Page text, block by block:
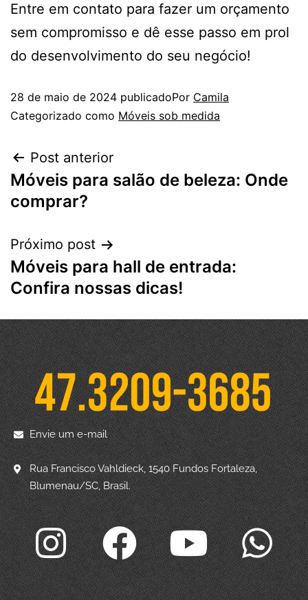
Entre em contato para fazer um orçamento
sem compromisso e dê esse passo em prol
do desenvolvimento do seu negócio!
28 de maio de 2024 publicadoPor Camila
Categorizado como Móveis sob medida
Post anterior
Móveis para salão de beleza: Onde
comprar?
Próximo post
Móveis para hall de entrada:
Confira nossas dicas!
Envie um e-mail
Rua Francisco Vahldieck, 1540 Fundos Fortaleza,
Blumenau/SC, Brasil.